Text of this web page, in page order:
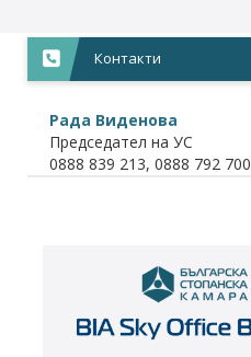
Контакти
Рада Виденова
Председател на УС
0888 839 213, 0888 792 700